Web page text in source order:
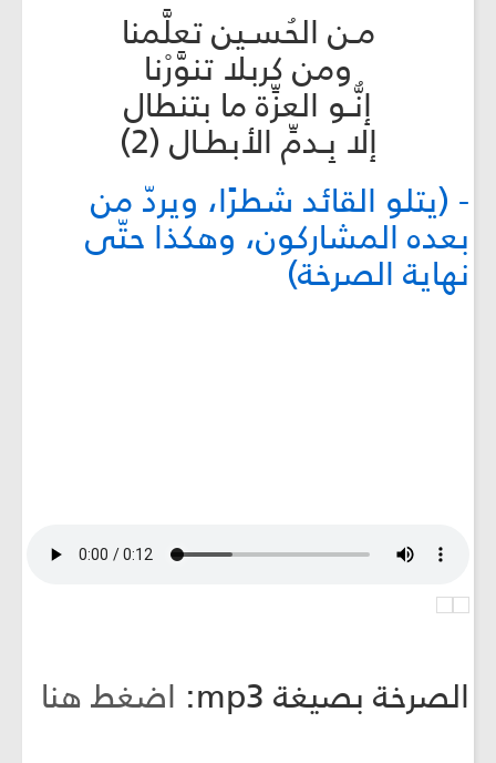
مـن الحُسـين تعلَّمنا
ومن كربلا تنوَّرْنا
إنُّـو العزِّة ما بتنطال
إلا بِـدمِّ الأبطـال (2)
- (يتلو القائد شطرًا، ويردّ من
بعده المشاركون، وهكذا حتّى
نهاية الصرخة)
الصرخة بصيغة mp3: اضغط هنا